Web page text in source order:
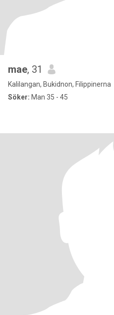
mae, 31
Kalilangan, Bukidnon, Filippinerna
Söker: Man 35 - 45